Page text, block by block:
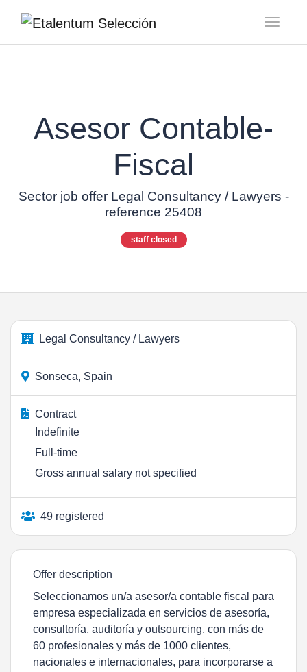
Asesor Contable-
Fiscal
Sector job offer Legal Consultancy / Lawyers -
reference 25408
staff closed
Legal Consultancy / Lawyers
Sonseca, Spain
Contract
Indefinite
Full-time
Gross annual salary not specified
49 registered
Offer description
Seleccionamos un/a asesor/a contable fiscal para
empresa especializada en servicios de asesoría,
consultoría, auditoría y outsourcing, con más de
60 profesionales y más de 1000 clientes,
nacionales e internacionales, para incorporarse a